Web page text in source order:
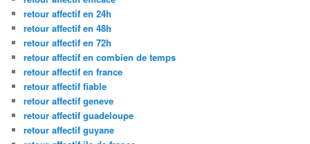
retour affectif en 24h
retour affectif en 48h
retour affectif en 72h
retour affectif en combien de temps
retour affectif en france
retour affectif fiable
retour affectif geneve
retour affectif guadeloupe
retour affectif guyane